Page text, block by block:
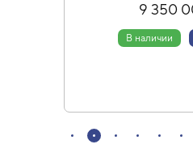
9 350
В наличии